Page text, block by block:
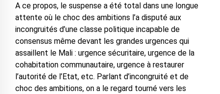
A ce propos, le suspense a été total dans une longue
attente où le choc des ambitions l’a disputé aux
incongruités d’une classe politique incapable de
consensus même devant les grandes urgences qui
assaillent le Mali : urgence sécuritaire, urgence de la
cohabitation communautaire, urgence à restaurer
l’autorité de l’Etat, etc. Parlant d’incongruité et de
choc des ambitions, on a le regard tourné vers les